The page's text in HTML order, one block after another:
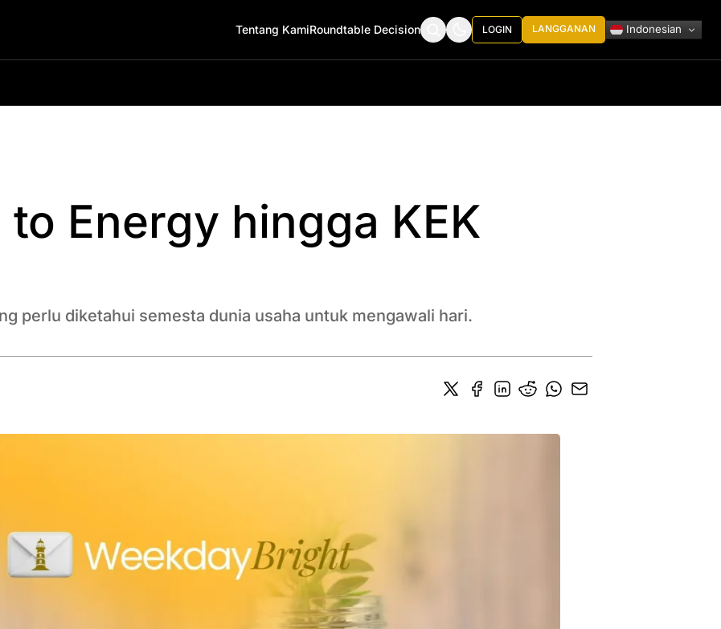
Tentang KamiRoundtable Decision LOGIN LANGGANAN Indonesian
to Energy hingga KEK
perlu diketahui semesta dunia usaha untuk mengawali hari.